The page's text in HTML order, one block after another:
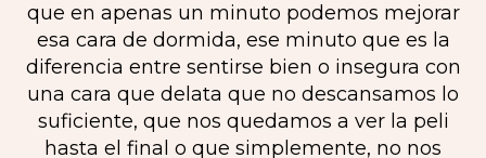
que en apenas un minuto podemos mejorar
esa cara de dormida, ese minuto que es la
diferencia entre sentirse bien o insegura con
una cara que delata que no descansamos lo
suficiente, que nos quedamos a ver la peli
hasta el final o que simplemente, no nos